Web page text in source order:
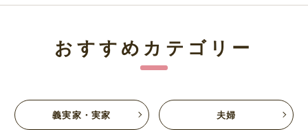
おすすめカテゴリー
義実家・実家 夫婦